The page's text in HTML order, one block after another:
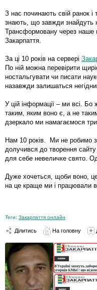
З нас починають свій ранок і
знають, що завжди знайдуть
Трансформовану через наше
Закарпаття.
За ці 10 років на сервері
По ній можна перевірити
ностальгувати чи писати
назавжди залишаться
У цій інформації – ми всі.
таким, яким воно є, а не
дзеркало ми намагаємося
Нам 10 років. Ми не робимо
долучився до творення
для себе невеличке свято.
Дуже хочеться, щоби воно,
на це краще ми і працювали
Теги: Закарпаття онлайн
Ділитись На головну